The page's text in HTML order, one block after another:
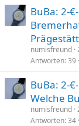
BuBa: 2-
numisfreund
Antworten 39
BuBa: 2-
Welche
numisfreund
Antworten 34